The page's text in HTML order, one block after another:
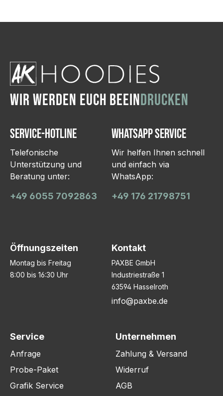
WIR WERDEN EUCH BEEINDRUCKEN
Service-Hotline
Telefonische
Unterstützung und
Beratung unter:
+49 6055 7092863
WhatsApp Service
Wir helfen Ihnen schnell
und einfach via
WhatsApp:
+49 176 21798751
Öffnungszeiten
Montag bis Freitag
8:00 bis 16:30 Uhr
Kontakt
PAXBE GmbH
Industriestraße 1
63594 Hasselroth
info@paxbe.de
Service
Anfrage
Probe-Paket
Grafik Service
Unternehmen
Zahlung & Versand
Widerruf
AGB